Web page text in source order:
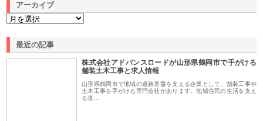
アーカイブ
最近の記事
株式会社アドバンスロードが山形県鶴岡市で手がける
舗装土木工事と求人情報
山形県鶴岡市で地域の道路基盤を支える企業として、舗装工事や
土木工事を手がける専門会社があります。地域住民の生活を支え
る道…